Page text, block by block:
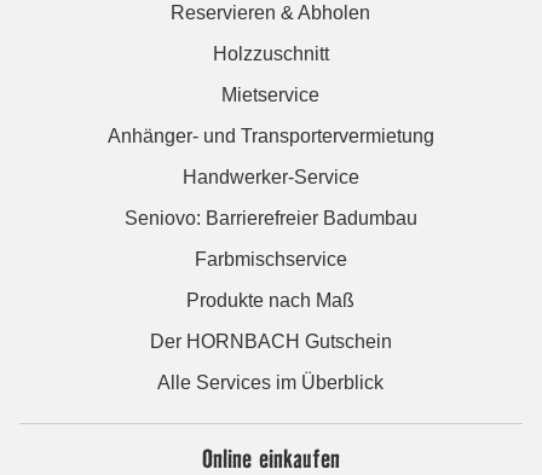
Reservieren & Abholen
Holzzuschnitt
Mietservice
Anhänger- und Transportervermietung
Handwerker-Service
Seniovo: Barrierefreier Badumbau
Farbmischservice
Produkte nach Maß
Der HORNBACH Gutschein
Alle Services im Überblick
Online einkaufen